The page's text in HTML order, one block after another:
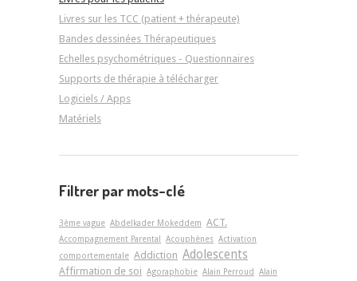
Livres sur les TCC (patient + thérapeute)
Bandes dessinées Thérapeutiques
Echelles psychométriques - Questionnaires
Supports de thérapie à télécharger
Logiciels / Apps
Matériels
Filtrer par mots-clé
3ème vague Abdelkader Mokeddem ACT.
Accompagnement Parental Acouphènes Activation
comportementale Addiction Adolescents
Affirmation de soi Agoraphobie Alain Perroud Alain